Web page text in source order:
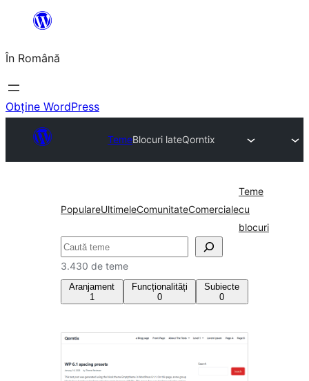
conținut
În Română
Obține WordPress
TemeBlocuri lateQorntix
PopulareUltimeleComunitateComerciale
Teme
cu
blocuri
Caută
3.430 de teme
Aranjament
1
Funcționalități
0
Subiecte
0
Blocuri
late